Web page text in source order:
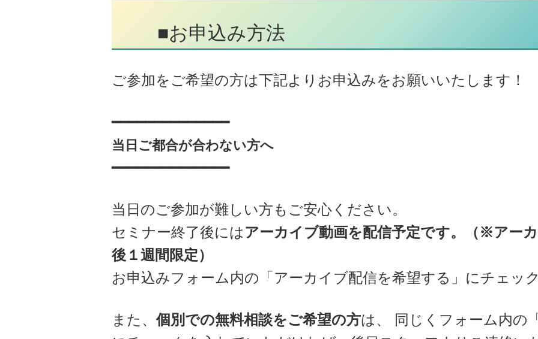
■お申込み方法
ご参加をご希望の方は下記よりお申込みをお願いいたします！
━━━━━━━━━━━━━━
当日ご都合が合わない方へ
━━━━━━━━━━━━━━
当日のご参加が難しい方もご安心ください。
セミナー終了後にはアーカイブ動画を配信予定です。（※アー
後１週間限定）
お申込みフォーム内の「アーカイブ配信を希望する」にチェッ
また、個別での無料相談をご希望の方は、 同じくフォーム内の